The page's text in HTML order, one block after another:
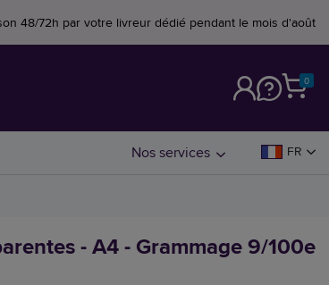
48/72h par votre livreur dédié pendant le mois d'août
0
Nos services FR
- A4 - Grammage 9/100e